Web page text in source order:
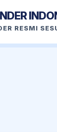
RESMI